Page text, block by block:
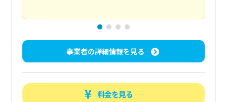
事業者の詳細情報を見る
料金を見る